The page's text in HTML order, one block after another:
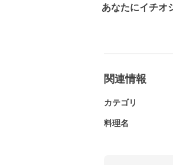
あなたにイチオ
関連情報
カテゴリ
料理名